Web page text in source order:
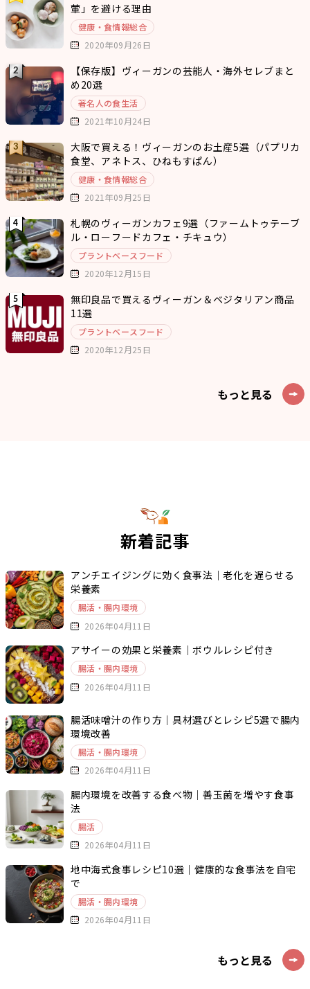
葷」を避ける理由
健康・食情報総合
2020年09月26日
【保存版】ヴィーガンの芸能人・海外セレブまと
め20選
著名人の食生活
2021年10月24日
大阪で買える！ヴィーガンのお土産5選（パプリカ
食堂、アネトス、ひねもすぱん）
健康・食情報総合
2021年09月25日
札幌のヴィーガンカフェ9選（ファームトゥテーブ
ル・ローフードカフェ・チキュウ）
プラントベースフード
2020年12月15日
無印良品で買えるヴィーガン＆ベジタリアン商品
11選
プラントベースフード
2020年12月25日
もっと見る
新着記事
アンチエイジングに効く食事法｜老化を遅らせる
栄養素
腸活・腸内環境
2026年04月11日
アサイーの効果と栄養素｜ボウルレシピ付き
腸活・腸内環境
2026年04月11日
腸活味噌汁の作り方｜具材選びとレシピ5選で腸内
環境改善
腸活・腸内環境
2026年04月11日
腸内環境を改善する食べ物｜善玉菌を増やす食事
法
腸活
2026年04月11日
地中海式食事レシピ10選｜健康的な食事法を自宅
で
腸活・腸内環境
2026年04月11日
もっと見る